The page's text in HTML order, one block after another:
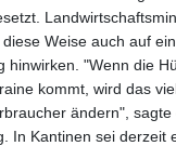
HTG
HUF
IDR
ILS 3.466464
IMP 0.857585
INR
Weise auch auf
hinwirken. "Wenn die
kommt, wird das
ändern",
In Kantinen sei derzeit